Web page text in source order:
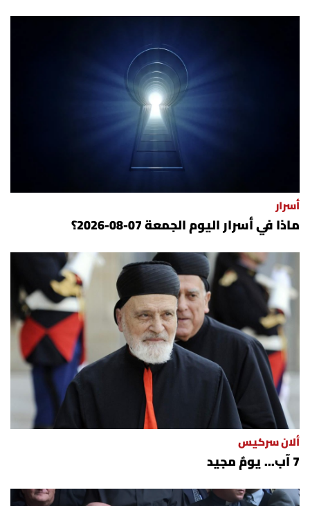
أسرار
ماذا في أسرار اليوم الجمعة 07-08-2026؟
ألان سركيس
7 آب... يومٌ مجيد